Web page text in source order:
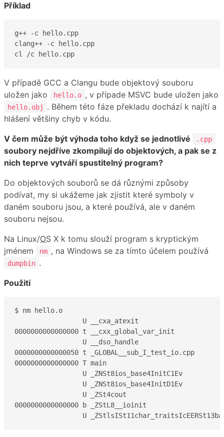
Příklad
g++ -c hello.cpp
clang++ -c hello.cpp
cl /c hello.cpp
V případě GCC a Clangu bude objektový souboru
uložen jako
hello.o , v případe MSVC bude uložen jako
hello.obj
. Během této fáze překladu dochází k najítí a
hlášení většiny chyb v kódu.
V čem může být výhoda toho když se jednotlivé
.cpp
soubory nejdříve zkompilují do objektových, a pak se z
nich teprve vytváří spustitelný program?
Do objektových souborů se dá různými způsoby
podívat, my si ukážeme jak zjistit které symboly v
daném souboru jsou, a které používá, ale v daném
souboru nejsou.
Na Linux/OS X k tomu slouží program s kryptickým
jménem
nm , na Windows se za tímto účelem používá
dumpbin .
Použití
$ nm hello.o
                 U __cxa_atexit
0000000000000000 t __cxx_global_var_init
                 U __dso_handle
0000000000000050 t _GLOBAL__sub_I_test_io.cpp
0000000000000000 T main
                 U _ZNSt8ios_base4InitC1Ev
                 U _ZNSt8ios_base4InitD1Ev
                 U _ZSt4cout
0000000000000000 b _ZStL8__ioinit
U